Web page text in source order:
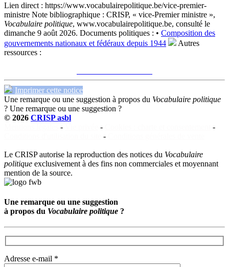
Lien direct : https://www.vocabulairepolitique.be/vice-premier-
ministre Note bibliographique : CRISP, « vice-Premier ministre »,
Vocabulaire politique, www.vocabulairepolitique.be, consulté le
dimanche 9 août 2026. Documents politiques : • Composition des
gouvernements nationaux et fédéraux depuis 1944
Autres
ressources :
Imprimer cette notice
Une remarque ou une suggestion à propos du Vocabulaire politique
? Une remarque ou une suggestion ?
© 2026 CRISP asbl
- -
-
-
Le CRISP autorise la reproduction des notices du Vocabulaire
politique exclusivement à des fins non commerciales et moyennant
mention de la source.
Une remarque ou une suggestion
à propos du Vocabulaire politique ?
Adresse e-mail *